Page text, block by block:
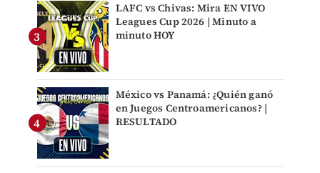
LAFC vs Chivas: Mira EN VIVO
Leagues Cup 2026 | Minuto a
minuto HOY
México vs Panamá: ¿Quién ganó
en Juegos Centroamericanos? |
RESULTADO